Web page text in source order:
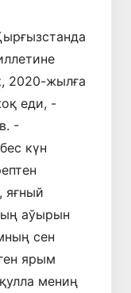
2020-жылға
еди, -
-
күн
яғный
аўырын
сен
ярым
мениң